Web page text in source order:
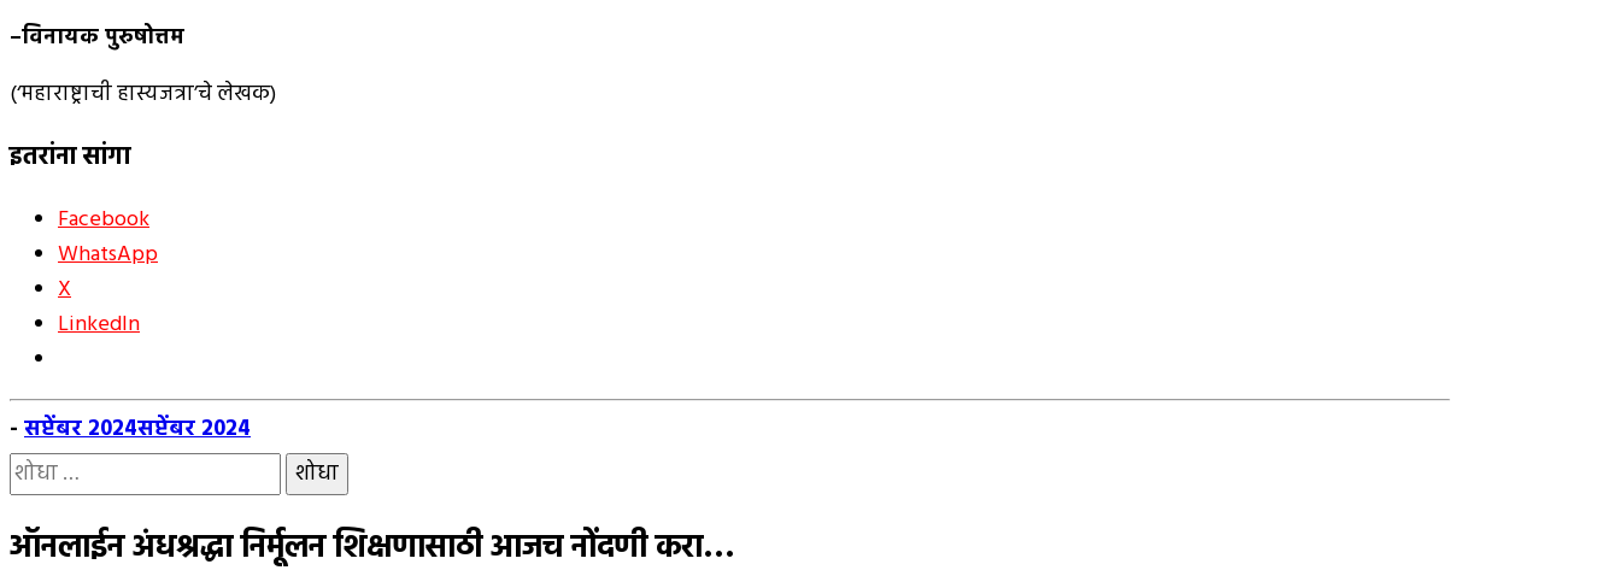
–विनायक पुरुषोत्तम
(‘महाराष्ट्राची हास्यजत्रा’चे लेखक)
इतरांना सांगा
Facebook
WhatsApp
X
LinkedIn
- सप्टेंबर 2024सप्टेंबर 2024
यांचा
शोध
घ्या
ऑनलाईन अंधश्रद्धा निर्मूलन शिक्षणासाठी आजच नोंदणी करा…